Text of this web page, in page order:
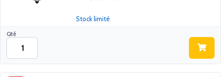
Qté
Stock limité